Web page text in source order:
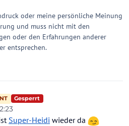
oder meine persönliche Meinung
und muss nicht mit den
oder den Erfahrungen anderer
entsprechen.
Gesperrt
Super-Heidi wieder da